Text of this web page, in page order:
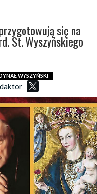
się na
St. Wyszyńskiego
WYSZYŃSKI